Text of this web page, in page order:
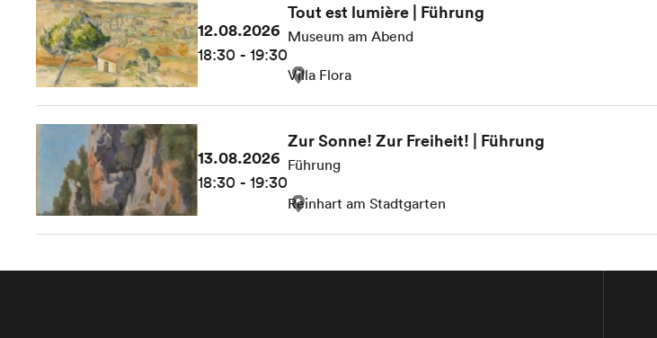
12.08.2026
18:30 - 19:30
Tout est lumière | Führung
Museum am Abend
Villa Flora
13.08.2026
18:30 - 19:30
Zur Sonne! Zur Freiheit! | Führung
Führung
Reinhart am Stadtgarten